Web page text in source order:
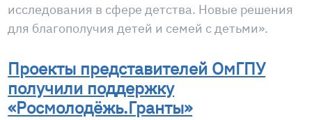
исследования в сфере детства. Новые решения
для благополучия детей и семей с детьми».
Проекты представителей ОмГПУ
получили поддержку
«Росмолодёжь.Гранты»